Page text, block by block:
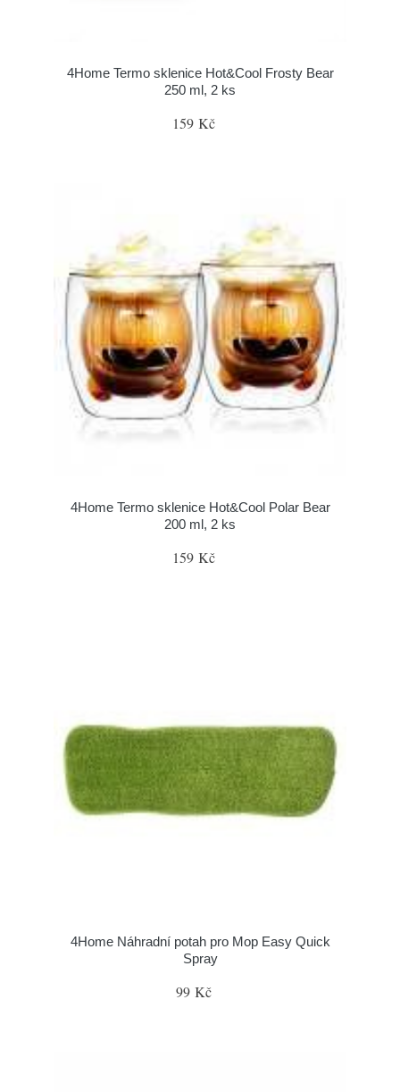
4Home Termo sklenice Hot&Cool Frosty Bear
250 ml, 2 ks
159 Kč
4Home Termo sklenice Hot&Cool Polar Bear
200 ml, 2 ks
159 Kč
4Home Náhradní potah pro Mop Easy Quick
Spray
99 Kč